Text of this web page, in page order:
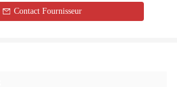
Contact Fournisseur